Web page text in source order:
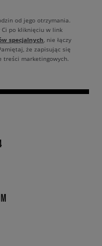
od jego otrzymania.
Ci po kliknięciu w link
specjalnych, nie łączy
że zapisując się
treści marketingowych.